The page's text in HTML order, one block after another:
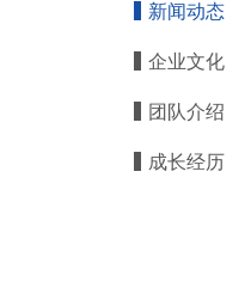
新闻动态
企业文化
团队介绍
成长经历